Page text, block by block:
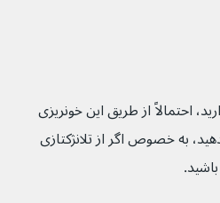
احتمالاً از طریق این خونریزی
زیادی را از دست می‌دهید، به خصوص اگر از تلانژکتازی